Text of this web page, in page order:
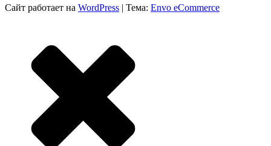
Сайт работает на WordPress | Тема: Envo eCommerce